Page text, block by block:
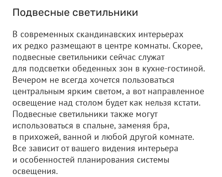
Подвесные светильники
В современных скандинавских интерьерах
их редко размещают в центре комнаты. Скорее,
подвесные светильники сейчас служат
для подсветки обеденных зон в кухне-гостиной.
Вечером не всегда хочется пользоваться
центральным ярким светом, а вот направленное
освещение над столом будет как нельзя кстати.
Подвесные светильники также могут
использоваться в спальне, заменяя бра,
в прихожей, ванной и любой другой комнате.
Все зависит от вашего видения интерьера
и особенностей планирования системы
освещения.